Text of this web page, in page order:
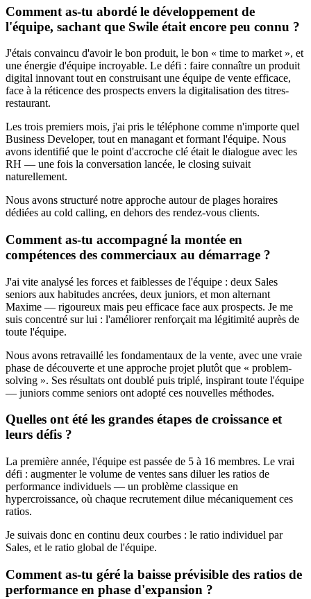
Comment as-tu abordé le développement de
l'équipe, sachant que Swile était encore peu connu ?
J'étais convaincu d'avoir le bon produit, le bon « time to market », et
une énergie d'équipe incroyable. Le défi : faire connaître un produit
digital innovant tout en construisant une équipe de vente efficace,
face à la réticence des prospects envers la digitalisation des titres-
restaurant.
Les trois premiers mois, j'ai pris le téléphone comme n'importe quel
Business Developer, tout en managant et formant l'équipe. Nous
avons identifié que le point d'accroche clé était le dialogue avec les
RH — une fois la conversation lancée, le closing suivait
naturellement.
Nous avons structuré notre approche autour de plages horaires
dédiées au cold calling, en dehors des rendez-vous clients.
Comment as-tu accompagné la montée en
compétences des commerciaux au démarrage ?
J'ai vite analysé les forces et faiblesses de l'équipe : deux Sales
seniors aux habitudes ancrées, deux juniors, et mon alternant
Maxime — rigoureux mais peu efficace face aux prospects. Je me
suis concentré sur lui : l'améliorer renforçait ma légitimité auprès de
toute l'équipe.
Nous avons retravaillé les fondamentaux de la vente, avec une vraie
phase de découverte et une approche projet plutôt que « problem-
solving ». Ses résultats ont doublé puis triplé, inspirant toute l'équipe
— juniors comme seniors ont adopté ces nouvelles méthodes.
Quelles ont été les grandes étapes de croissance et
leurs défis ?
La première année, l'équipe est passée de 5 à 16 membres. Le vrai
défi : augmenter le volume de ventes sans diluer les ratios de
performance individuels — un problème classique en
hypercroissance, où chaque recrutement dilue mécaniquement ces
ratios.
Je suivais donc en continu deux courbes : le ratio individuel par
Sales, et le ratio global de l'équipe.
Comment as-tu géré la baisse prévisible des ratios de
performance en phase d'expansion ?